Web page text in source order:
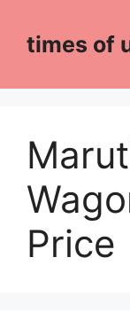
contenttimes of
Price